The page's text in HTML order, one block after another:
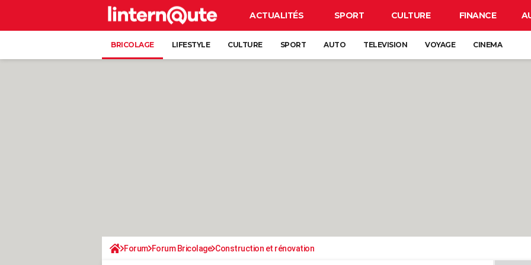
ACTUALITÉS SPORT CULTURE FINANCE
BRICOLAGE LIFESTYLE CULTURE SPORT AUTO TELEVISION VOYAGE CINEMA
Forum Forum Bricolage Construction et rénovation